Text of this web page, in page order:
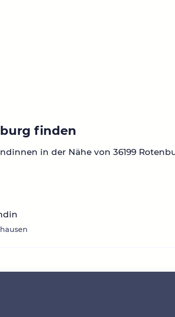
finden
in der Nähe von 36199